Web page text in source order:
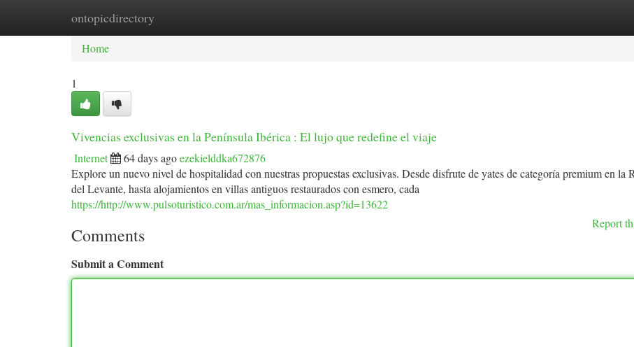
ontopicdirectory
Home New Site Listings
Home
1
Vivencias exclusivas en la Península Ibérica : El lujo que redefine el viaje
Internet 64 days agoezekielddka672876
Explore un nuevo nivel de hospitalidad con nuestras propuestas exclusivas. Desde disfrute de yates de categoría premium en la
del Levante, hasta alojamientos en villas antiguos restaurados con esmero, cada
https://http://www.pulsoturistico.com.ar/mas_informacion.asp?id=13622
Report
Comments
Submit a Comment